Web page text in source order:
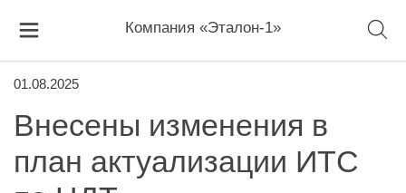
Компания «Эталон-1»
01.08.2025
Внесены изменения в
план актуализации ИТС